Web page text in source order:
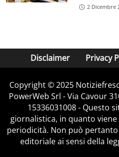
2 Dicembre
Disclaimer Privacy
Copyright © 2025
PowerWeb Srl - Via Cavour
15336031008 - Questo
giornalistica, in quanto
periodicità. Non può
editoriale ai sensi della